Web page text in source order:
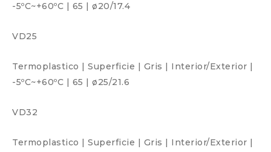
-5ºC~+60ºC | 65 | ø20/17.4
VD25
Termoplastico | Superficie | Gris | Interior/Exterior |
-5ºC~+60ºC | 65 | ø25/21.6
VD32
Termoplastico | Superficie | Gris | Interior/Exterior |